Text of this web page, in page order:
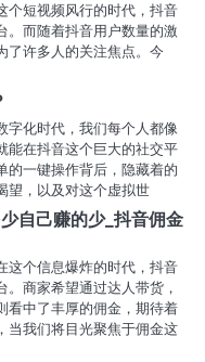
个短视频风行的时代，抖音
。而随着抖音用户数量的激
了许多人的关注焦点。今
字化时代，我们每个人都像
能在抖音这个巨大的社交平
的一键操作背后，隐藏着的
望，以及对这个虚拟世
自己赚的少_抖音佣金
这个信息爆炸的时代，抖音
商家希望通过达人带货，
看中了丰厚的佣金，期待着
当我们将目光聚焦于佣金这